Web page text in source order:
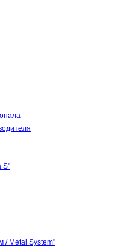
S"
/ Metal System"